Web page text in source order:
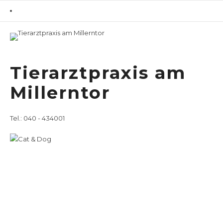
Tierarztpraxis am
Millerntor
Tel.: 040 - 434001
Tierärztliche Leistungen für Heimtiere
Tierärztliche
Leistungen für
Heimtiere